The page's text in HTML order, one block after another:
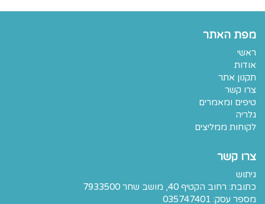
מפת האתר
ראשי
אודות
תקנון אתר
צרו קשר
טיפים ומאמרים
גלריה
לקוחות ממליצים
צרו קשר
גיתוש
כתובת: רחוב הקטיף 40, מושב שחר 7933500
מספר עסק: 035747401